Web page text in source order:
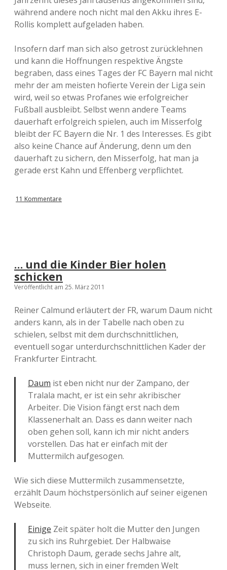
während andere noch nicht mal den Akku ihres E-
Rollis komplett aufgeladen haben.
Insofern darf man sich also getrost zurücklehnen
und kann die Hoffnungen respektive Ängste
begraben, dass eines Tages der FC Bayern mal nicht
mehr der am meisten hofierte Verein der Liga sein
wird, weil so etwas Profanes wie erfolgreicher
Fußball ausbleibt. Selbst wenn andere Teams
dauerhaft erfolgreich spielen, auch im Misserfolg
bleibt der FC Bayern die Nr. 1 des Interesses. Es gibt
also keine Chance auf Änderung, denn um den
dauerhaft zu sichern, den Misserfolg, hat man ja
gerade erst Kahn und Effenberg verpflichtet.
11 Kommentare
… und die Kinder Bier holen
schicken
Veröffentlicht am 25. März 2011
Reiner Calmund erläutert der FR, warum Daum nicht
anders kann, als in der Tabelle nach oben zu
schielen, selbst mit dem durchschnittlichen,
eventuell sogar unterdurchschnittlichen Kader der
Frankfurter Eintracht.
Daum ist eben nicht nur der Zampano, der
Tralala macht, er ist ein sehr akribischer
Arbeiter. Die Vision fängt erst nach dem
Klassenerhalt an. Dass es dann weiter nach
oben gehen soll, kann ich mir nicht anders
vorstellen. Das hat er einfach mit der
Muttermilch aufgesogen.
Wie sich diese Muttermilch zusammensetzte,
erzählt Daum höchstpersönlich auf seiner eigenen
Webseite.
Einige Zeit später holt die Mutter den Jungen
zu sich ins Ruhrgebiet. Der Halbwaise
Christoph Daum, gerade sechs Jahre alt,
muss lernen, sich in einer fremden Welt